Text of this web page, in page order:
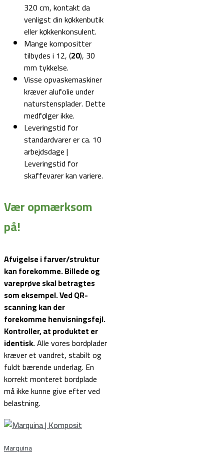
320 cm, kontakt da
venligst din køkkenbutik
eller køkkenkonsulent.
Mange kompositter
tilbydes i 12, (20), 30
mm tykkelse.
Visse opvaskemaskiner
kræver alufolie under
naturstensplader. Dette
medfølger ikke.
Leveringstid for
standardvarer er ca. 10
arbejdsdage |
Leveringstid for
skaffevarer kan variere.
Vær opmærksom
på!
Afvigelse i farver/struktur
kan forekomme. Billede og
vareprøve skal betragtes
som eksempel.Ved QR-
scanning kan der
forekomme henvisningsfejl.
Kontroller, at produktet er
identisk.Alle vores bordplader
kræver et vandret, stabilt og
fuldt bærende underlag. En
korrekt monteret bordplade
må ikke kunne give efter ved
belastning.
Marquina